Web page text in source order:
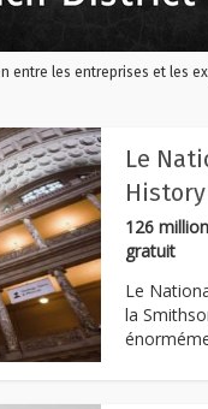
entre les entreprises et les
Le
126
gratuit
Le
la